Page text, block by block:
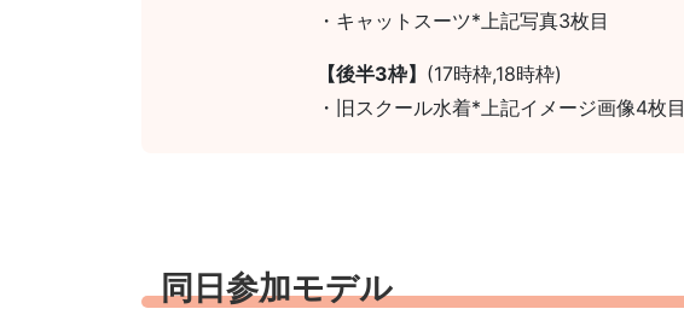
・キャットスーツ*上記写真3枚目
【後半3枠】 (17時枠,18時枠)
・旧スクール水着*上記イメージ画像4枚目
同日参加モデル